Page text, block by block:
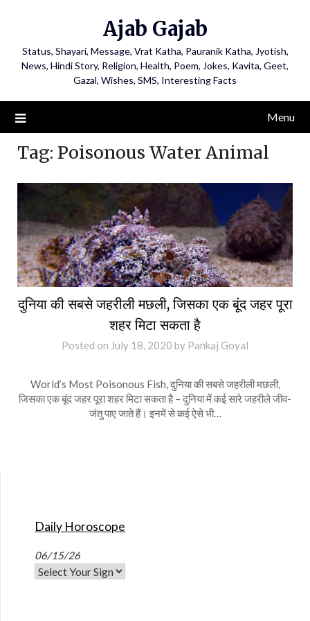
Ajab Gajab
Status, Shayari, Message, Vrat Katha, Pauranik Katha, Jyotish,
News, Hindi Story, Religion, Health, Poem, Jokes, Kavita, Geet,
Gazal, Wishes, SMS, Interesting Facts
Menu
Tag: Poisonous Water Animal
दुनिया की सबसे जहरीली मछली, जिसका एक बूंद जहर पूरा
शहर मिटा सकता है
Posted on July 18, 2020 by Pankaj Goyal
World’s Most Poisonous Fish, दुनिया की सबसे जहरीली मछली,
जिसका एक बूंद जहर पूरा शहर मिटा सकता है – दुनिया में कई सारे जहरीले जीव-
जंतु पाए जाते हैं। इनमें से कई ऐसे भी…
Daily Horoscope
06/15/26